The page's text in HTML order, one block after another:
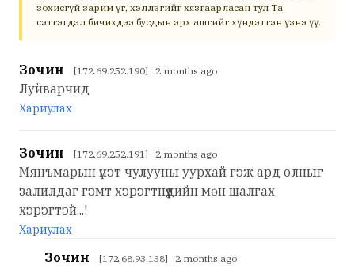
зохисгүй зарим үг, хэллэгийг хязгаарласан тул Та
сэтгэгдэл бичихдээ бусдын эрх ашгийг хүндэтгэн үзнэ үү.
Зочин [172.69.252.190] 2 months ago
Луйварчид
Хариулах
Зочин [172.69.252.191] 2 months ago
Мянъмарын үнэт чулууны уурхай гэж ард олныг
залилдаг гэмт хэрэгтнүүдийн мөн шалгах
хэрэгтэй...!
Хариулах
Зочин [172.68.93.138] 2 months ago